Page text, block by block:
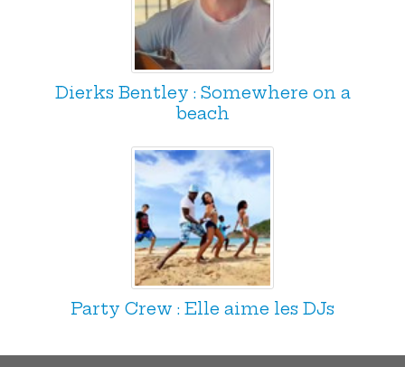
Dierks Bentley : Somewhere on a
beach
Party Crew : Elle aime les DJs